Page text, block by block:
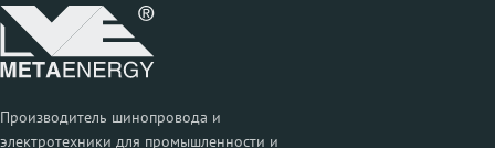
Производитель шинопровода и
электротехники для промышленности и